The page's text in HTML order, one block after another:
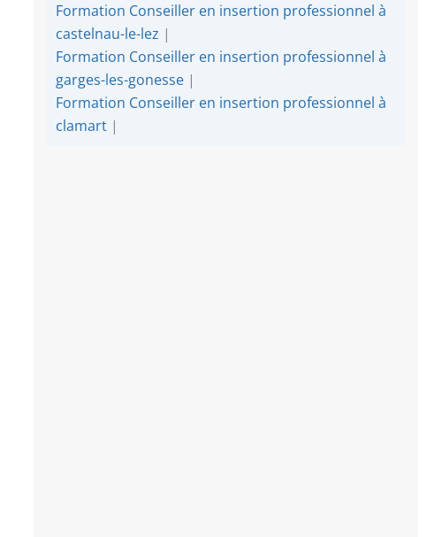
Formation Conseiller en insertion professionnel à
castelnau-le-lez |
Formation Conseiller en insertion professionnel à
garges-les-gonesse |
Formation Conseiller en insertion professionnel à
clamart |